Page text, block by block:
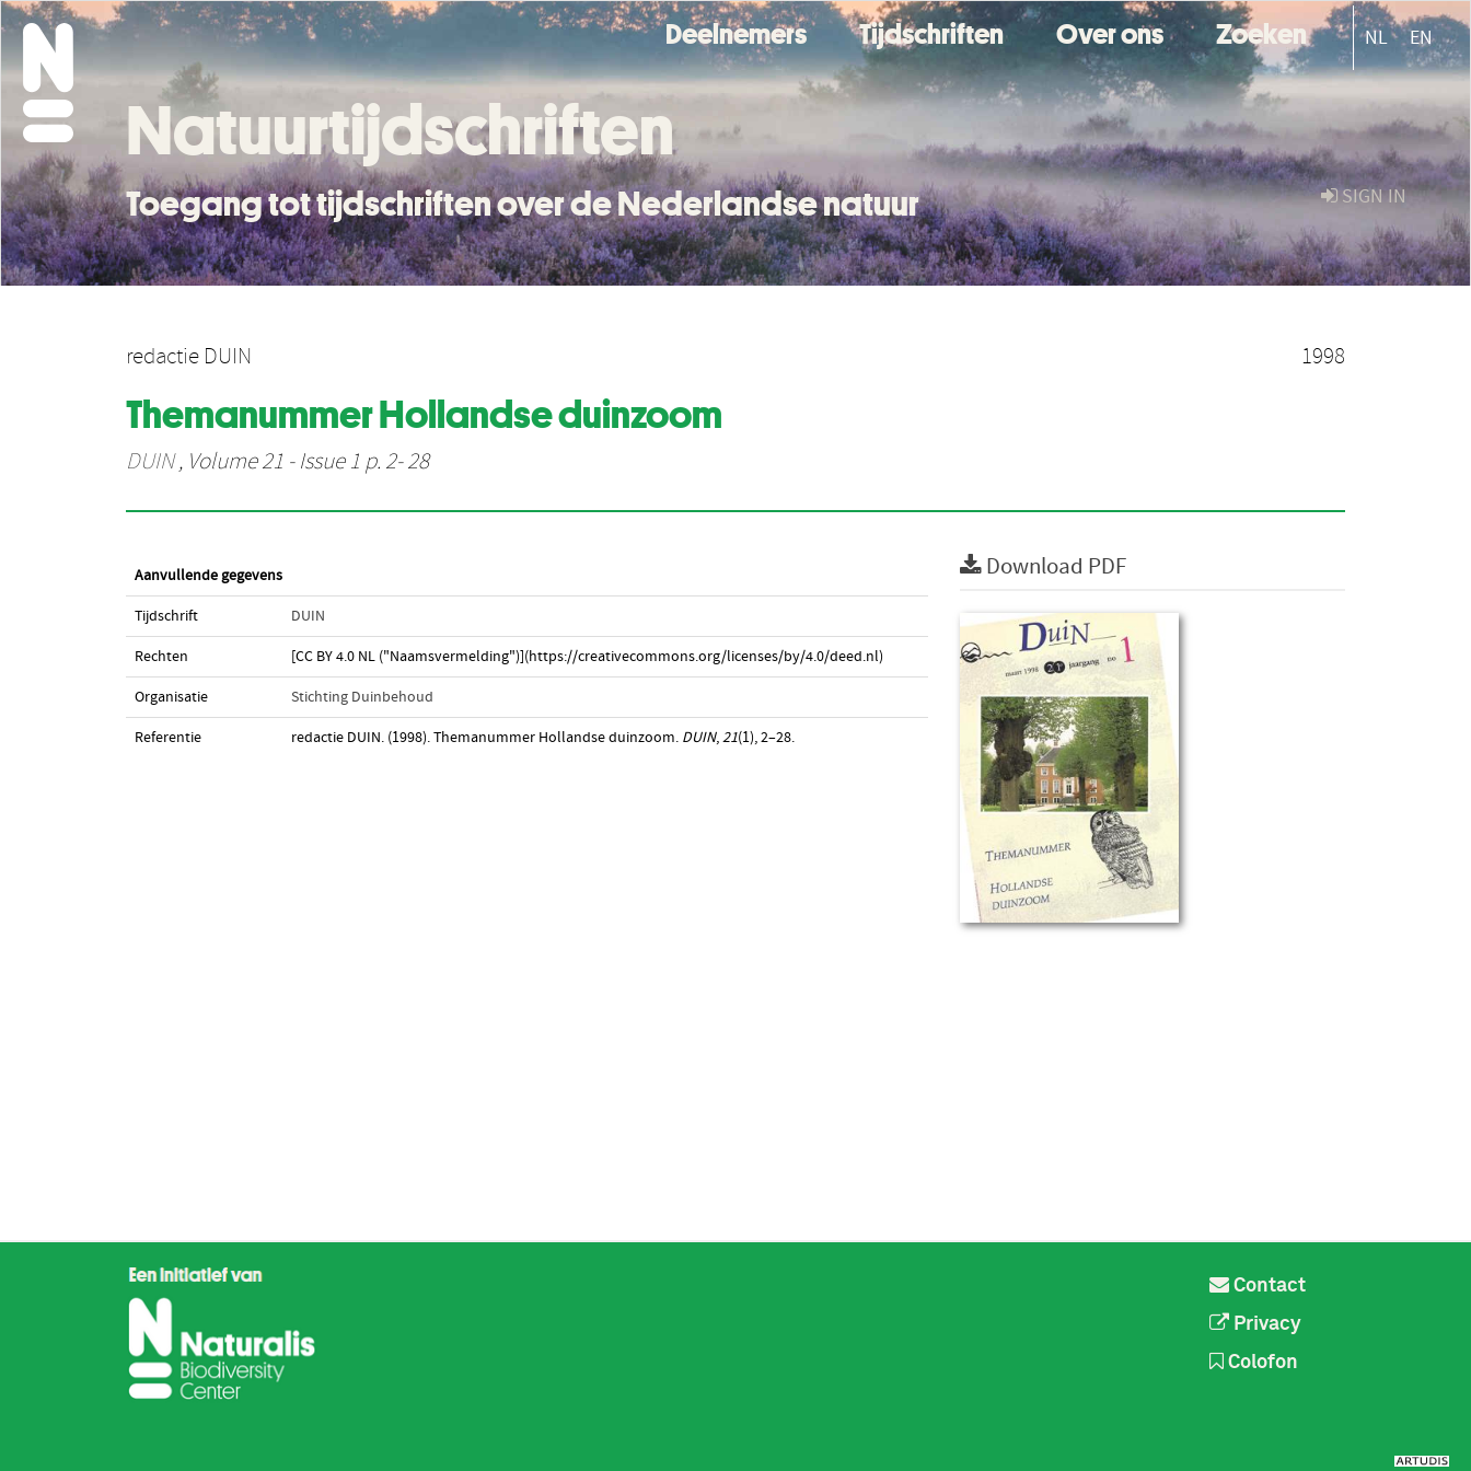
Deelnemers Tijdschriften Over ons Zoeken NL EN
SIGN IN
Natuurtijdschriften
Toegang tot tijdschriften over de Nederlandse natuur
redactie DUIN 1998
Themanummer Hollandse duinzoom
DUIN, Volume 21 - Issue 1 p. 2- 28
Aanvullende gegevens
Tijdschrift DUIN
Rechten [CC BY 4.0 NL ("Naamsvermelding")](https://creativecommons.org/licenses/by/4.0/deed.nl)
Organisatie Stichting Duinbehoud
Referentie redactie DUIN. (1998). Themanummer Hollandse duinzoom. DUIN,21(1), 2–28.
Download PDF
Contact
Privacy
Colofon